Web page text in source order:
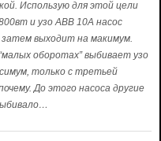
Использую для этой цели
и узо АВВ 10А насос
затем выходит на макимум.
оборотах” выбивает узо
только с третьей
До этого насоса другие